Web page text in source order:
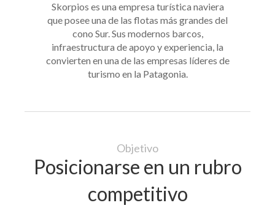
Skorpios es una empresa turística naviera
que posee una de las flotas más grandes del
cono Sur. Sus modernos barcos,
infraestructura de apoyo y experiencia, la
convierten en una de las empresas líderes de
turismo en la Patagonia.
Objetivo
Posicionarse en un rubro
competitivo